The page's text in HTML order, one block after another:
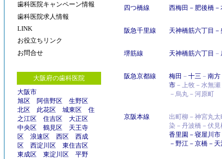
歯科医院キャンペーン情報
歯科医院求人情報
LINK
お役立ちリンク
お問合せ
大阪府の歯科医院
大阪市
旭区
阿倍野区
生野区
北区
此花区 城東区
住
之江区
住吉区
大正区
中央区
鶴見区
天王寺
区
浪速区 西区
西成
区
西淀川区
東住吉区
東成区
東淀川区
平野
四つ橋線 西梅田 － 肥後橋 －
阪急千里線 天神橋筋六丁目 －
堺筋線 天神橋筋六丁目 －
阪急京都線 梅田 － 十三 － 南方
市 －上牧－水無
－烏丸－河原町
京阪本線
出町柳－神宮丸
染－丹波橋－伏
香里園 － 寝屋川市
－ 野江 － 京橋 － 天